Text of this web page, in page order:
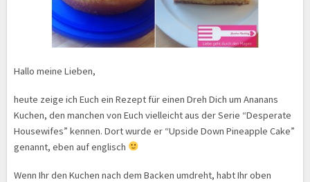
Hallo meine Lieben,
heute zeige ich Euch ein Rezept für einen Dreh Dich um Ananans
Kuchen, den manchen von Euch vielleicht aus der Serie “Desperate
Housewifes” kennen. Dort wurde er “Upside Down Pineapple Cake”
genannt, eben auf englisch
Wenn Ihr den Kuchen nach dem Backen umdreht, habt Ihr oben